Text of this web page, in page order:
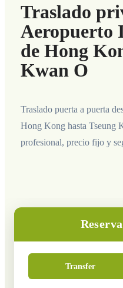
Traslado
Aeropuerto
de Hong
Kwan O
Traslado puerta a puerta
Hong Kong hasta Tseung
profesional, precio fijo y
Transfer